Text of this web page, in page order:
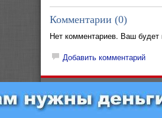
Комментарии (0)
Нет комментариев. Ваш
Добавить комментарий